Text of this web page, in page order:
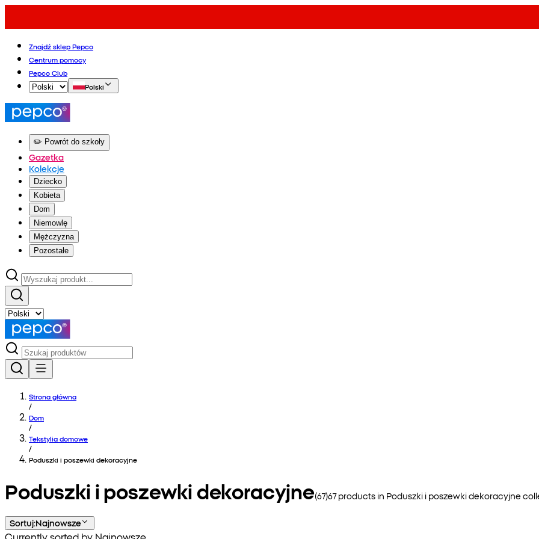
Znajdź sklep Pepco
Centrum pomocy
Pepco Club
Polski
✏️ Powrót do szkoły
Gazetka
Kolekcje
Dziecko
Kobieta
Dom
Niemowlę
Mężczyzna
Pozostałe
Strona główna
/
Dom
/
Tekstylia domowe
/
Poduszki i poszewki dekoracyjne
Poduszki i poszewki dekoracyjne(67)67products in Poduszki i poszewki dekoracyjne
Sortuj:Najnowsze